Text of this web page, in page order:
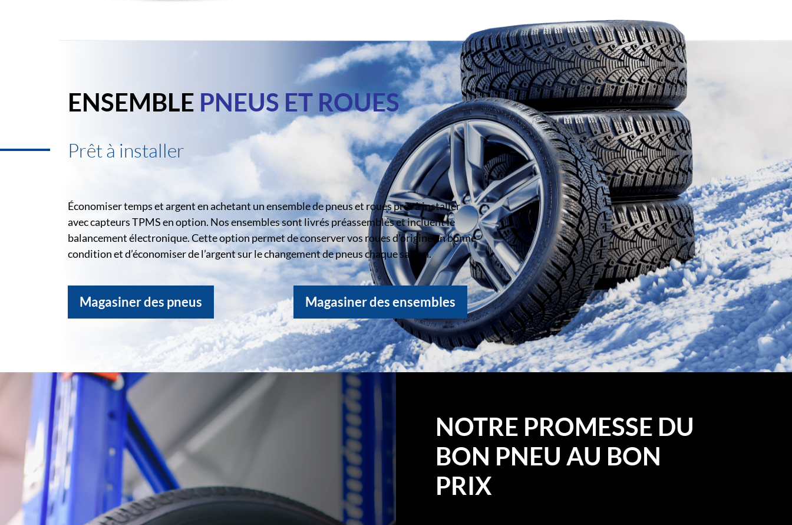
ENSEMBLE PNEUS ET ROUES
Prêt à installer
Économiser temps et argent en achetant un ensemble de pneus et roues prêt à installer
avec capteurs TPMS en option. Nos ensembles sont livrés préassemblés et incluent le
balancement électronique. Cette option permet de conserver vos roues d’origine en bonne
condition et d’économiser de l’argent sur le changement de pneus chaque saison.
Magasiner des pneus Magasiner des ensembles
NOTRE PROMESSE DU
BON PNEU AU BON
PRIX